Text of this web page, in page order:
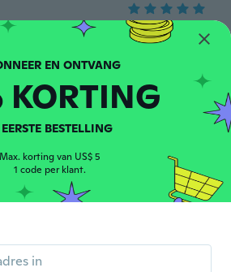
van 2017 11 beoordelingen
vite correspond à la description
qu'à essayer
super quality forbthe price
quick to
geleden
ABONNEER EN ONTVANG
KORTING
BESTELLING
Max. korting van US$ 5
1 code per klant.